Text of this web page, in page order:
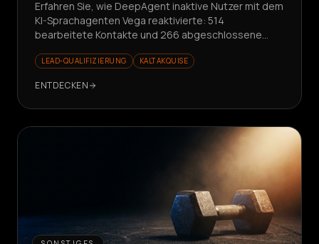
Erfahren Sie, wie DeepAgent inaktive Nutzer mit dem
KI-Sprachagenten Vega reaktivierte: 514
bearbeitete Kontakte und 266 abgeschlossene
Terminen und strukturierten Produkteinblicken.
LEAD-QUALIFIZIERUNG KALTAKQUISE
ENTDECKEN